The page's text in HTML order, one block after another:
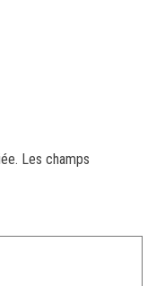
Les champs